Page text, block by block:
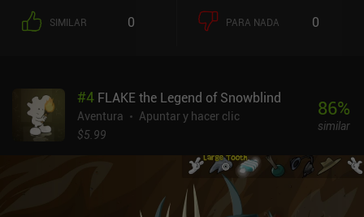
SIMILAR 0 PARA NADA 0
#4 FLAKE the Legend of Snowblind
Aventura
Apuntar y hacer clic
$5.99
86%
similar